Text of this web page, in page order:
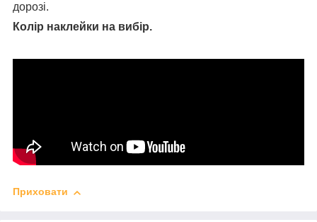
дорозі.
Колір наклейки на вибір.
Приховати